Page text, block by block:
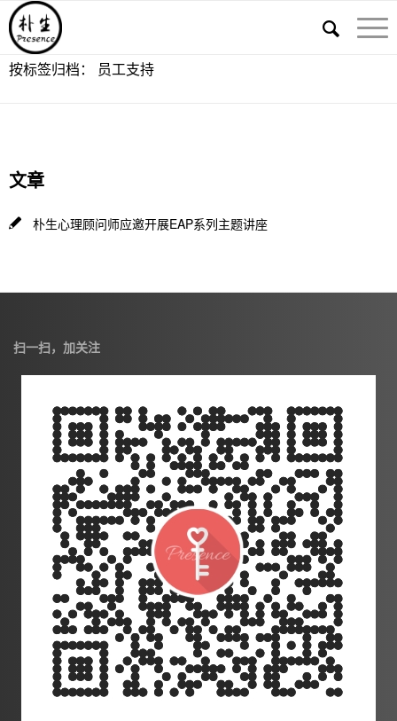
按标签归档： 员工支持
文章
朴生心理顾问师应邀开展EAP系列主题讲座
扫一扫，加关注